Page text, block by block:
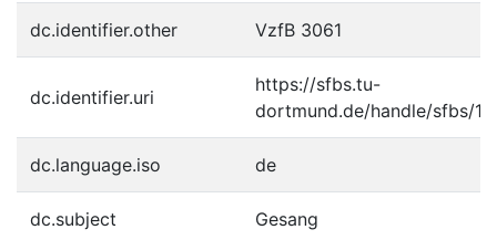
dc.identifier.other VzfB 3061
dc.identifier.uri
https://sfbs.tu-
dortmund.de/handle/sfbs/
dc.language.iso de
dc.subject Gesang